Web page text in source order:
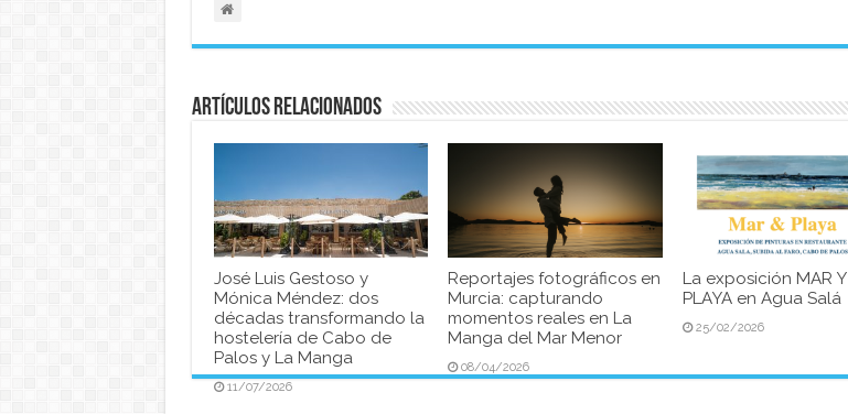
Artículos relacionados
José Luis Gestoso y
Mónica Méndez: dos
décadas transformando la
hostelería de Cabo de
Palos y La Manga
11/07/2026
Reportajes fotográficos en
Murcia: capturando
momentos reales en La
Manga del Mar Menor
08/04/2026
La exposición MAR Y
PLAYA en Agua Salá
25/02/2026